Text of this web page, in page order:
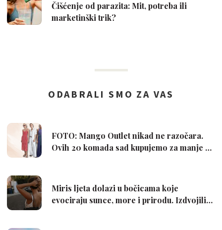
Čišćenje od parazita: Mit, potreba ili
marketinški trik?